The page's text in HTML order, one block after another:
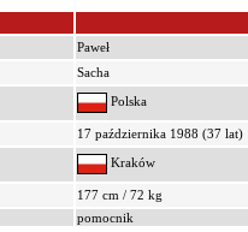
Paweł
Sacha
Polska
17 października 1988 (37 lat)
Kraków
177 cm / 72 kg
pomocnik